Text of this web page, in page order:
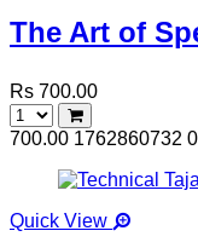
The Art of
Rs 700.00
700.00 1762860732 0
Quick View